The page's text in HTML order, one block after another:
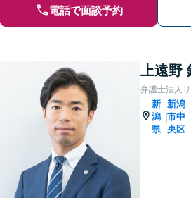
電話で面談予約
上遠野
弁護士法人
新
潟
県
|
新潟
市中
央区